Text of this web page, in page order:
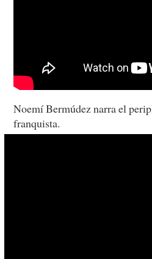
Noemí Bermúdez narra el
franquista.